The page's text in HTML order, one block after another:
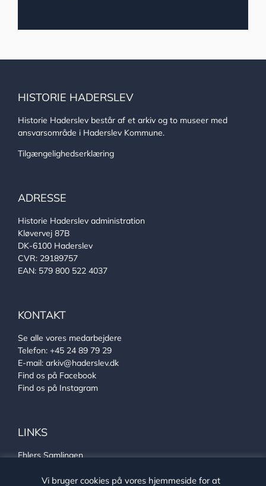
HISTORIE HADERSLEV
Historie Haderslev består af et arkiv og to museer med
ansvarsområde i Haderslev Kommune.
Tilgængelighedserklæring
ADRESSE
Historie Haderslev administration
Kløvervej 87B
DK-6100 Haderslev
CVR: 29189757
EAN: 579 800 522 4037
KONTAKT
Se alle vores medarbejdere
Telefon: +45 24 89 79 29
E-mail: arkiv@haderslev.dk
Find os på Facebook
Find os på Instagram
LINKS
Ehlers Samlingen
Sønderjysk arkivsamarbejde
Vi bruger cookies på vores hjemmeside for at